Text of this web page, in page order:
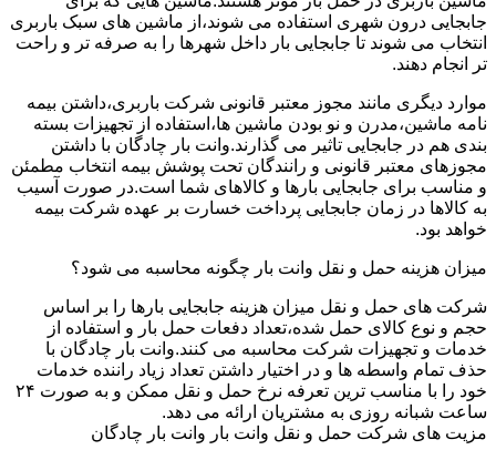
جابجایی درون شهری استفاده می شوند،از ماشین های سبک باربری
انتخاب می شوند تا جابجایی بار داخل شهرها را به صرفه تر و راحت
تر انجام دهند.
موارد دیگری مانند مجوز معتبر قانونی شرکت باربری،داشتن بیمه
نامه ماشین،مدرن و نو بودن ماشین ها،استفاده از تجهیزات بسته
بندی هم در جابجایی تاثیر می گذارند.وانت بار چادگان با داشتن
مجوزهای معتبر قانونی و رانندگان تحت پوشش بیمه انتخاب مطمئن
و مناسب برای جابجایی بارها و کالاهای شما است.در صورت آسیب
به کالاها در زمان جابجایی پرداخت خسارت بر عهده شرکت بیمه
خواهد بود.
میزان هزینه حمل و نقل وانت بار چگونه محاسبه می شود؟
شرکت های حمل و نقل میزان هزینه جابجایی بارها را بر اساس
حجم و نوع کالای حمل شده،تعداد دفعات حمل بار و استفاده از
خدمات و تجهیزات شرکت محاسبه می کنند.وانت بار چادگان با
حذف تمام واسطه ها و در اختیار داشتن تعداد زیاد راننده خدمات
خود را با مناسب ترین تعرفه نرخ حمل و نقل ممکن و به صورت ۲۴
ساعت شبانه روزی به مشتریان ارائه می دهد.
مزیت های شرکت حمل و نقل وانت بار وانت بار چادگان